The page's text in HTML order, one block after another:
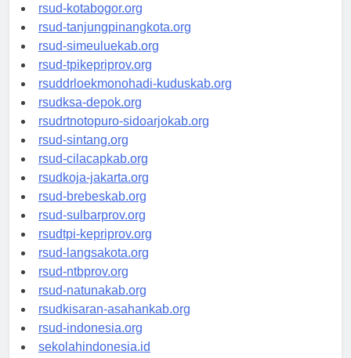
rsud-kotamakassar.org
rsud-kotabogor.org
rsud-tanjungpinangkota.org
rsud-simeuluekab.org
rsud-tpikepriprov.org
rsuddrloekmonohadi-kuduskab.org
rsudksa-depok.org
rsudrtnotopuro-sidoarjokab.org
rsud-sintang.org
rsud-cilacapkab.org
rsudkoja-jakarta.org
rsud-brebeskab.org
rsud-sulbarprov.org
rsudtpi-kepriprov.org
rsud-langsakota.org
rsud-ntbprov.org
rsud-natunakab.org
rsudkisaran-asahankab.org
rsud-indonesia.org